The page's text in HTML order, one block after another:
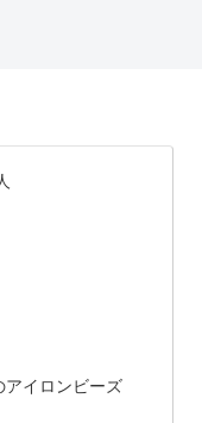
アイロンビーズ